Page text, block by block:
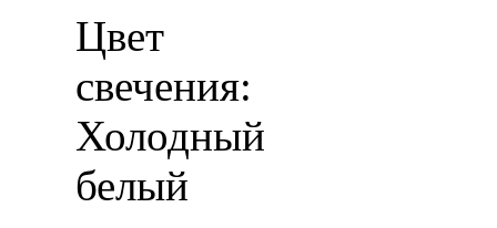
Цвет
свечения:
Холодный
белый